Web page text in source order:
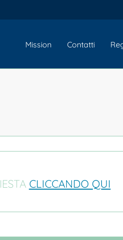
Mission Contatti
CLICCANDO QUI